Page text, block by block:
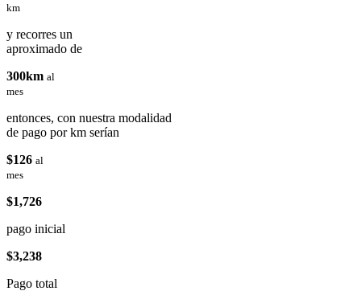
km
y recorres un
aproximado de
300km al
mes
entonces, con nuestra modalidad
de pago por km serían
$126 al
mes
$1,726
pago inicial
$3,238
Pago total